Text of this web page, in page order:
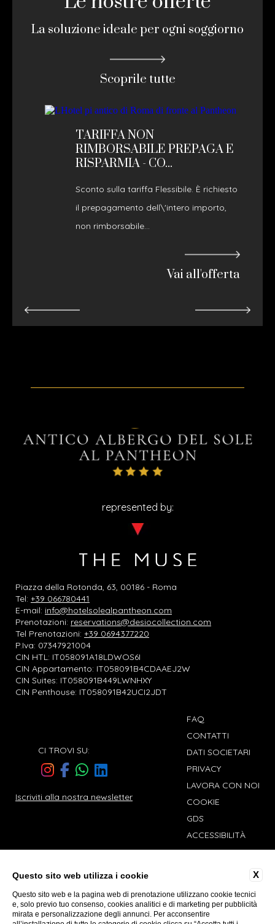
La soluzione ideale per ogni soggiorno
Scoprile tutte
TARIFFA NON
RIMBORSABILE PREPAGA E
RISPARMIA - CO...
Sconto sulla tariffa Flessibile. È richiesto
il prepagamento dell\'intero importo,
non rimborsabile...
Vai all'offerta
represented by:
Piazza della Rotonda, 63, 00186 - Roma
Tel: +39 066780441
E-mail: info@hotelsolealpantheon.com
Prenotazioni: reservations@desiocollection.com
Tel Prenotazioni: +39 0694377220
P.Iva: 07347921004
CIN HTL: IT058091A18LDWOS6I
CIN Appartamento: IT058091B4CDAAEJ2W
CIN Suites: IT058091B449LWNHXY
CIN Penthouse: IT058091B42UCI2JDT
CI TROVI SU:
Iscriviti alla nostra newsletter
FAQ
CONTATTI
DATI SOCIETARI
PRIVACY
LAVORA CON NOI
COOKIE
GDS
ACCESSIBILITÀ
Palazzo Navona
X
Questo sito web utilizza i cookie
Questo sito web e la pagina web di prenotazione utilizzano cookie tecnici
e, solo previo tuo consenso, cookies analitici e di marketing per pubblicità
mirata e personalizzazione degli annunci. Per acconsentire